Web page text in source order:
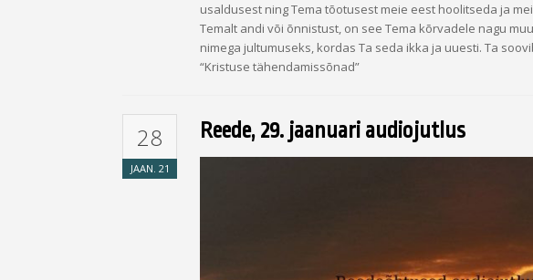
usaldusest ning Tema tõotusest meie eest hoolitseda ja
Temalt andi või õnnistust, on see Tema kõrvadele nagu
nimega jultumuseks, kordas Ta seda ikka ja uuesti. Ta
“Kristuse tähendamissõnad”
28
JAAN. 21
Reede, 29. jaanuari audiojutlus